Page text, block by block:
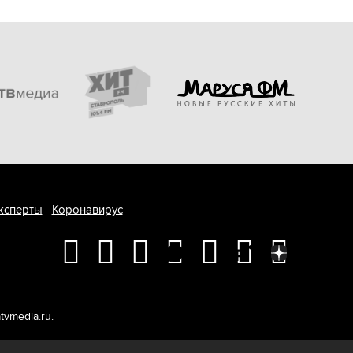
Коронавирус
.